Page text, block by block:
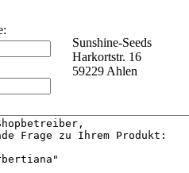
Sunshine-Seeds
Harkortstr. 16
59229 Ahlen